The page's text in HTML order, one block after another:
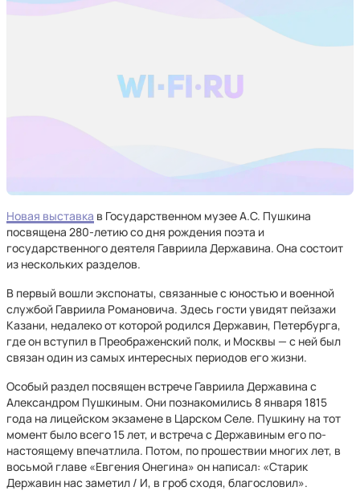
Новая выставка в Государственном музее А.С. Пушкина
посвящена 280-летию со дня рождения поэта и
государственного деятеля Гавриила Державина. Она состоит
из нескольких разделов.
В первый вошли экспонаты, связанные с юностью и военной
службой Гавриила Романовича. Здесь гости увидят пейзажи
Казани, недалеко от которой родился Державин, Петербурга,
где он вступил в Преображенский полк, и Москвы — с ней был
связан один из самых интересных периодов его жизни.
Особый раздел посвящен встрече Гавриила Державина с
Александром Пушкиным. Они познакомились 8 января 1815
года на лицейском экзамене в Царском Селе. Пушкину на тот
момент было всего 15 лет, и встреча с Державиным его по-
настоящему впечатлила. Потом, по прошествии многих лет, в
восьмой главе «Евгения Онегина» он написал: «Старик
Державин нас заметил / И, в гроб сходя, благословил».